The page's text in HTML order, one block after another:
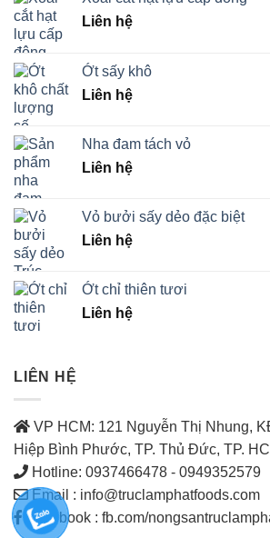
Liên hệ
Ớt sấy khô
Liên hệ
Nha đam tách vỏ
Liên hệ
Vỏ bưởi sấy dẻo đặc biệt
Liên hệ
Ớt chỉ thiên tươi
Liên hệ
LIÊN HỆ
VP HCM: 121 Nguyễn Thị Nhung,
Hiệp Bình Phước, TP. Thủ Đức, TP.
Hotline: 0937466478 - 0949352579
Email : info@truclamphatfoods.com
Facebook : fb.com/